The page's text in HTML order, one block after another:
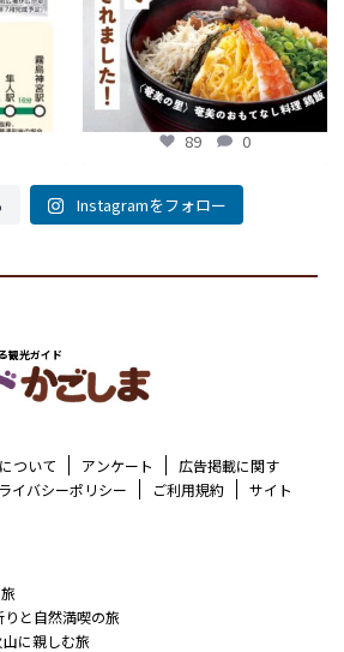
89 0
Instagramをフォロー
観光ガイド
ついて アンケート
広告掲載に関す
イバシーポリシー ご利用規約
サイト
と自然満喫の旅
に親しむ旅